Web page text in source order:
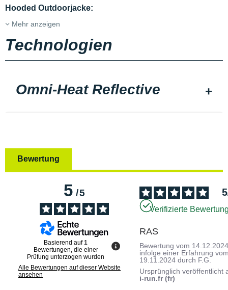
Hooded Outdoorjacke:
Mehr anzeigen
Technologien
Omni-Heat Reflective
Bewertung
5/5
Basierend auf1
Bewertungen, die einer
Prüfung unterzogen wurden
Alle Bewertungen auf dieser Website
ansehen
5
Verifizierte
RAS
Bewertung vom
infolge einer Erfahrung
19.11.2024 durch F.G.
Ursprünglich veröffentlicht
i-run.fr (fr)